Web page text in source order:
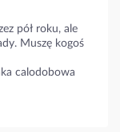
pół roku, ale
Muszę kogoś
calodobowa